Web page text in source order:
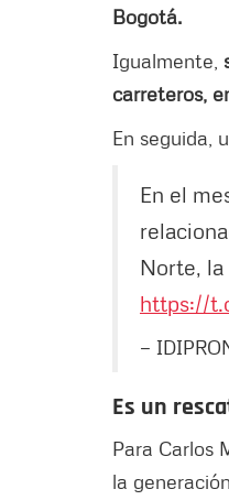
Bogotá.
Igualmente,
carreteros,
En seguida,
En el
Norte, la
https://
—
Es un
Para Carlos
la